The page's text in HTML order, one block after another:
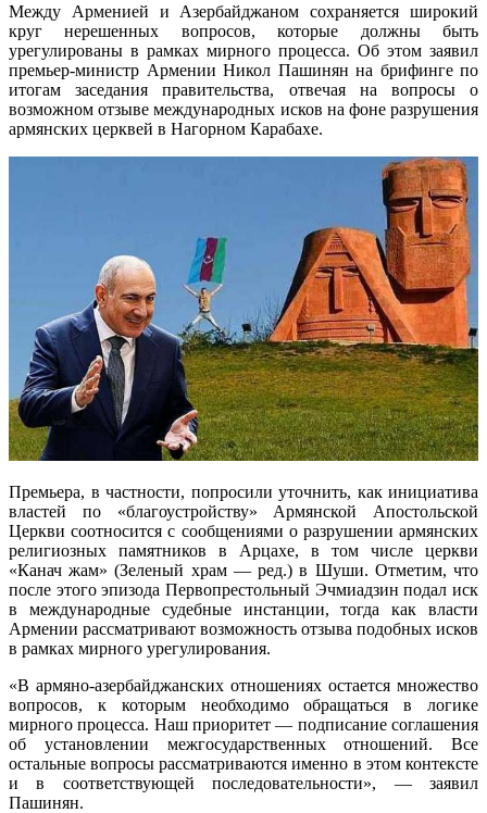
Между Арменией и Азербайджаном сохраняется широкий
круг нерешенных вопросов, которые должны быть
урегулированы в рамках мирного процесса. Об этом заявил
премьер-министр Армении Никол Пашинян на брифинге по
итогам заседания правительства, отвечая на вопросы о
возможном отзыве международных исков на фоне разрушения
армянских церквей в Нагорном Карабахе.
Премьера, в частности, попросили уточнить, как инициатива
властей по «благоустройству» Армянской Апостольской
Церкви соотносится с сообщениями о разрушении армянских
религиозных памятников в Арцахе, в том числе церкви
«Канач жам» (Зеленый храм — ред.) в Шуши. Отметим, что
после этого эпизода Первопрестольный Эчмиадзин подал иск
в международные судебные инстанции, тогда как власти
Армении рассматривают возможность отзыва подобных исков
в рамках мирного урегулирования.
«В армяно-азербайджанских отношениях остается множество
вопросов, к которым необходимо обращаться в логике
мирного процесса. Наш приоритет — подписание соглашения
об установлении межгосударственных отношений. Все
остальные вопросы рассматриваются именно в этом контексте
и в соответствующей последовательности», — заявил
Пашинян.